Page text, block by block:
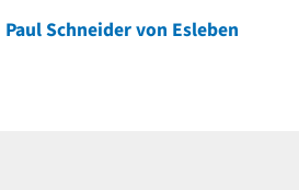
Paul Schneider von Esleben